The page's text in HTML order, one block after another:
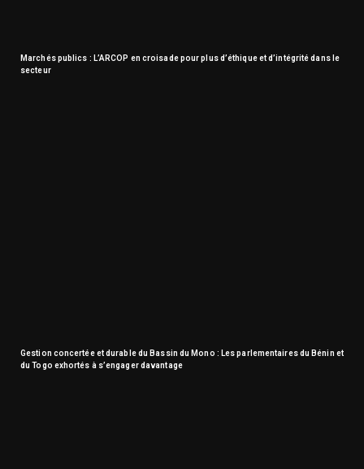
Marchés publics : L’ARCOP en croisade pour plus d’éthique et d’intégrité dans le
secteur
Gestion concertée et durable du Bassin du Mono : Les parlementaires du Bénin et
du Togo exhortés à s’engager davantage